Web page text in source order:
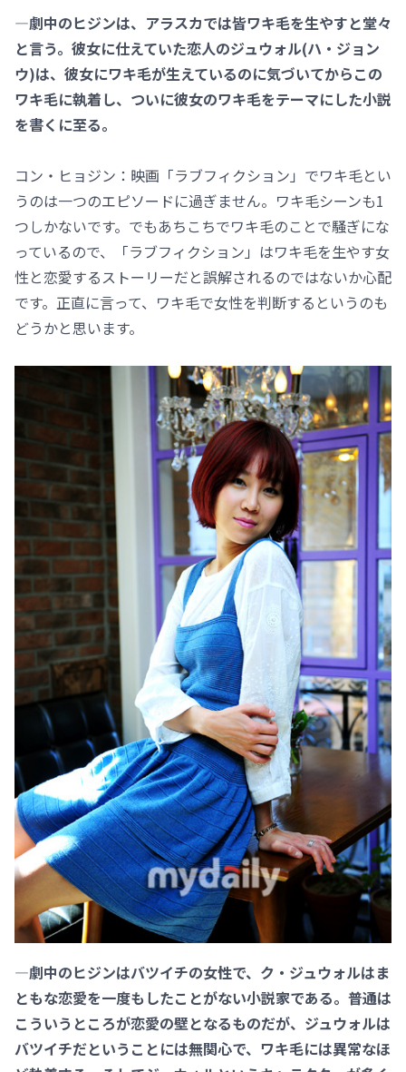
―劇中のヒジンは、アラスカでは皆ワキ毛を生やすと堂々
と言う。彼女に仕えていた恋人のジュウォル(ハ・ジョン
ウ)は、彼女にワキ毛が生えているのに気づいてからこの
ワキ毛に執着し、ついに彼女のワキ毛をテーマにした小説
を書くに至る。
コン・ヒョジン：映画「ラブフィクション」でワキ毛とい
うのは一つのエピソードに過ぎません。ワキ毛シーンも1
つしかないです。でもあちこちでワキ毛のことで騒ぎにな
っているので、「ラブフィクション」はワキ毛を生やす女
性と恋愛するストーリーだと誤解されるのではないか心配
です。正直に言って、ワキ毛で女性を判断するというのも
どうかと思います。
―劇中のヒジンはバツイチの女性で、ク・ジュウォルはま
ともな恋愛を一度もしたことがない小説家である。普通は
こういうところが恋愛の壁となるものだが、ジュウォルは
バツイチだということには無関心で、ワキ毛には異常なほ